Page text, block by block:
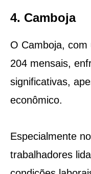
4. Camboja
O Camboja,
204 mensais,
significativas,
econômico.
Especialmente
trabalhadores